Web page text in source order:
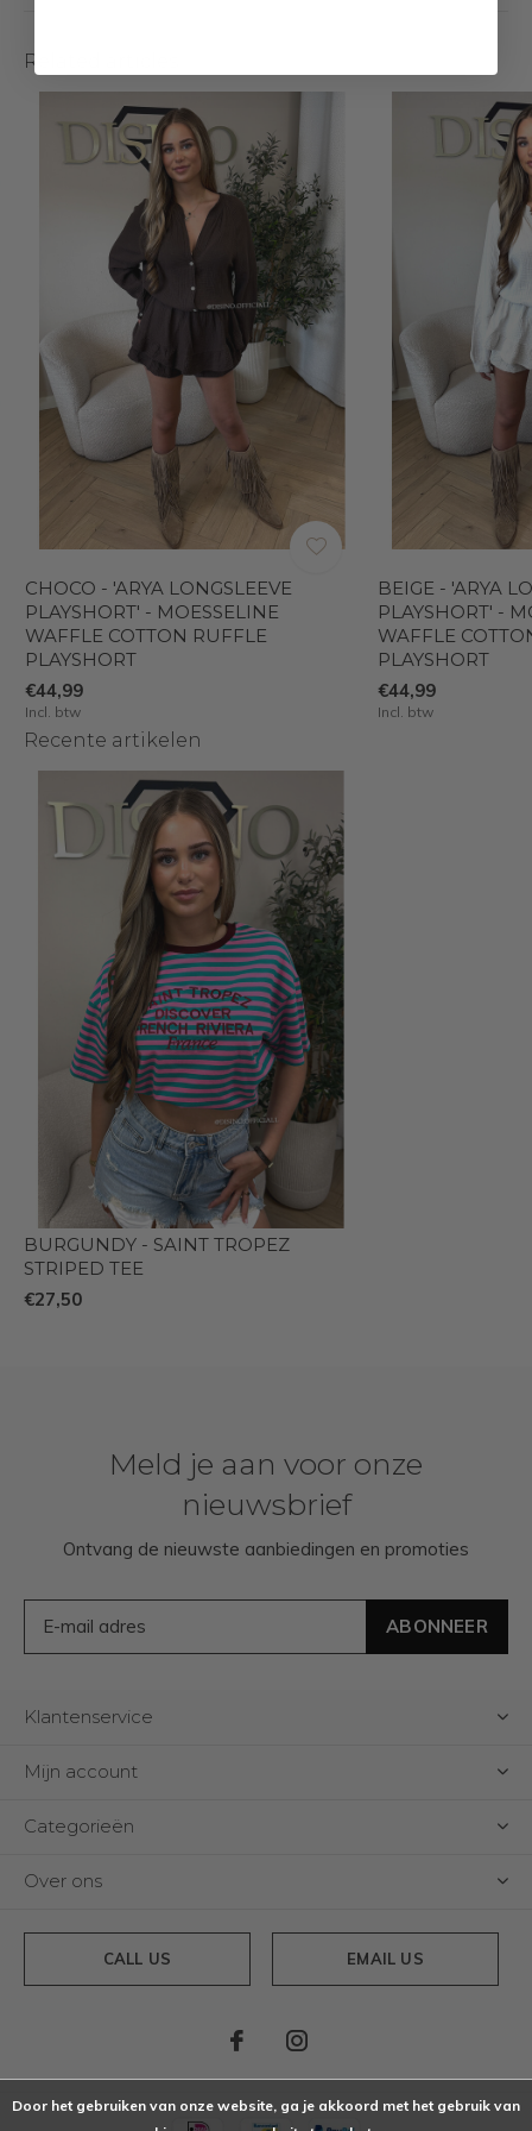
Related articles
CHOCO - 'ARYA LONGSLEEVE
PLAYSHORT' - MOESSELINE
WAFFLE COTTON RUFFLE
PLAYSHORT
€44,99
Incl. btw
BEIGE - 'ARYA
PLAYSHORT' -
WAFFLE
PLAYSHORT
€44,99
Incl. btw
Recente artikelen
BURGUNDY - SAINT TROPEZ
STRIPED TEE
€27,50
Meld je aan voor onze
nieuwsbrief
Ontvang de nieuwste aanbiedingen en promoties
ABONNEER
Klantenservice
Mijn account
Categorieën
Over ons
CALL US EMAIL US
Door het gebruiken van onze website, ga je akkoord met het gebruik van